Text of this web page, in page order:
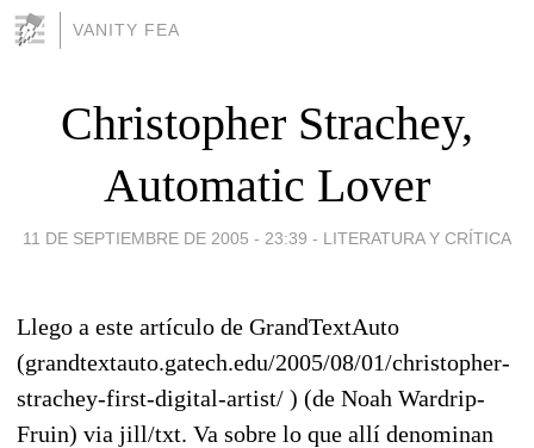
VANITY FEA
Christopher Strachey,
Automatic Lover
11 DE SEPTIEMBRE DE 2005 - 23:39 - LITERATURA Y CRÍTICA
Llego a este artículo de GrandTextAuto
(grandtextauto.gatech.edu/2005/08/01/christopher-
strachey-first-digital-artist/ ) (de Noah Wardrip-
Fruin) via jill/txt. Va sobre lo que allí denominan